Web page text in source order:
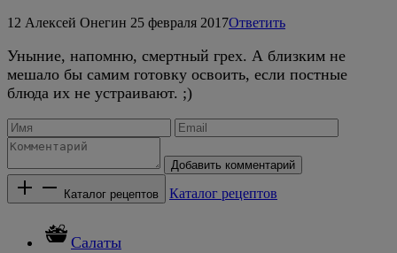
12 Алексей Онегин 25 февраля 2017Ответить
Уныние, напомню, смертный грех. А близким не
мешало бы самим готовку освоить, если постные
блюда их не устраивают. ;)
Добавить комментарий
Каталог рецептов Каталог рецептов
Салаты